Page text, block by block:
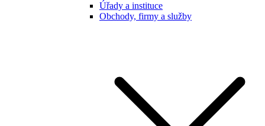
Úřady a instituce
Obchody, firmy a služby